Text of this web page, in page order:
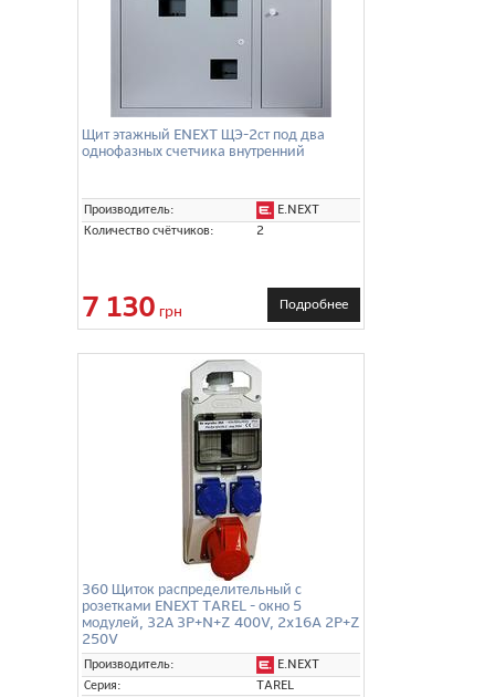
Щит этажный ENEXT ЩЭ-2ст под два
однофазных счетчика внутренний
Производитель:
E.NEXT
Количество счётчиков:
2
7 130 грн Подробнее
360 Щиток распределительный с
розетками ENEXT TAREL - окно 5
модулей, 32А 3P+N+Z 400V, 2x16A 2P+Z
250V
Производитель:
E.NEXT
Серия:
TAREL